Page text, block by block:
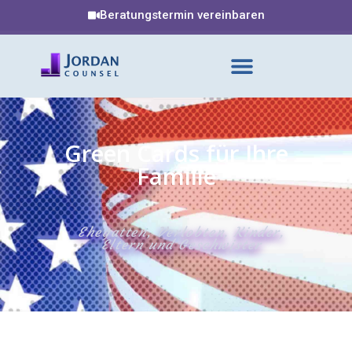
Beratungstermin vereinbaren
Green Cards für Ihre
Familie
Ehegatten, Verlobten, Kinder,
Eltern und Geschwister